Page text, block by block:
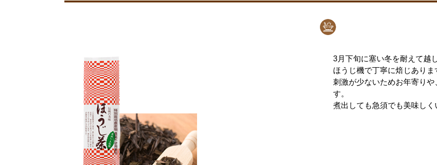
3月下旬に塞い冬を耐えて越
ほうじ機で丁寧に焙じありま
刺激が少ないためお年寄り
す。
煮出しても急須でも美味し